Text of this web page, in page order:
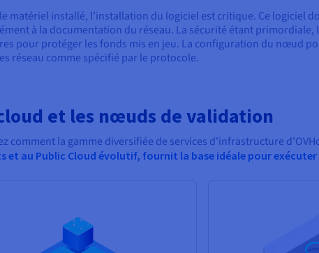
matériel installé, l’installation du logiciel est critique. Ce
à la documentation du réseau. La sécurité étant
pour protéger les fonds mis en jeu. La configuration du nœud
réseau comme spécifié par le protocole.
et les nœuds de validation
comment la gamme diversifiée de services d'infrastructure
et au Public Cloud évolutif, fournit la base idéale pour